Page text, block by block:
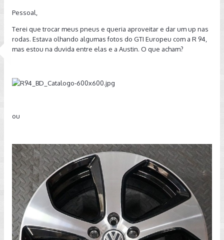
Pessoal,
Terei que trocar meus pneus e queria aproveitar e dar um up nas
rodas. Estava olhando algumas fotos do GTI Europeu com a R 94,
mas estou na duvida entre elas e a Austin. O que acham?
ou